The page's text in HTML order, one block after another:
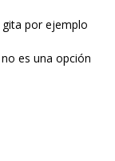
por ejemplo
es una opción